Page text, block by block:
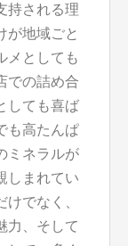
持される理
が地域ごと
メとしても
での詰め合
しても喜ば
も高たんぱ
ミネラルが
しまれてい
でなく、
力、そして